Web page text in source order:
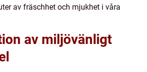
av fräschhet och mjukhet i våra
av miljövänligt